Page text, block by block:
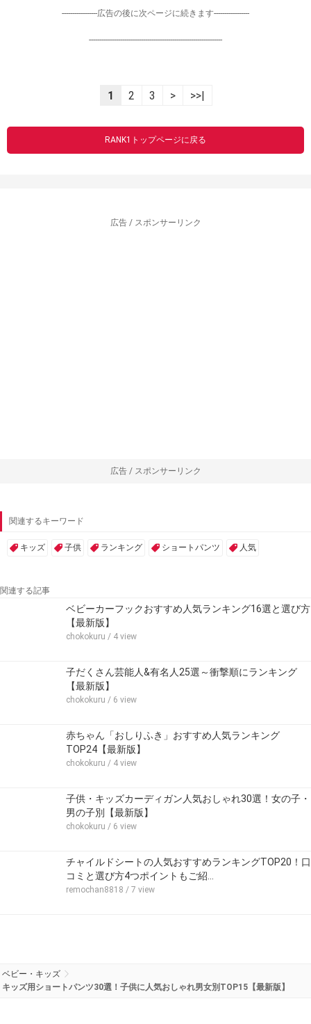
-----------------広告の後に次ページに続きます-----------------
----------------------------------------------------------------
1 2 3 > >>|
RANK1トップページに戻る
広告 / スポンサーリンク
広告 / スポンサーリンク
関連するキーワード
キッズ 子供 ランキング ショートパンツ 人気
関連する記事
ベビーカーフックおすすめ人気ランキング16選と選び方
【最新版】
chokokuru / 4 view
子だくさん芸能人&有名人25選～衝撃順にランキング
【最新版】
chokokuru / 6 view
赤ちゃん「おしりふき」おすすめ人気ランキング
TOP24【最新版】
chokokuru / 4 view
子供・キッズカーディガン人気おしゃれ30選！女の子・
男の子別【最新版】
chokokuru / 6 view
チャイルドシートの人気おすすめランキングTOP20！口
コミと選び方4つポイントもご紹…
remochan8818 / 7 view
ベビー・キッズ
キッズ用ショートパンツ30選！子供に人気おしゃれ男女別TOP15【最新版】